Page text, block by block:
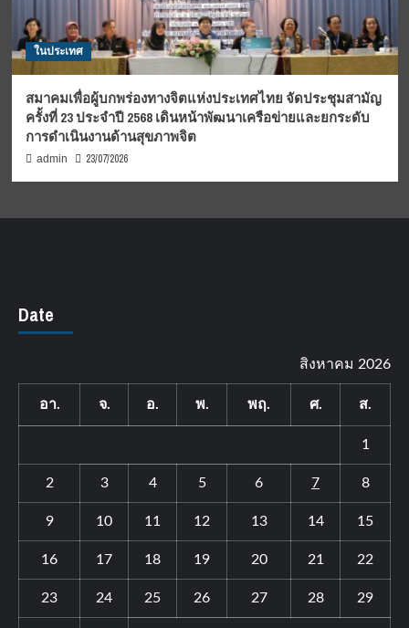
ในประเทศ
สมาคมเพื่อผู้บกพร่องทางจิตแห่งประเทศไทย จัดประชุมสามัญ
ครั้งที่ 23 ประจำปี 2568 เดินหน้าพัฒนาเครือข่ายและยกระดับ
การดำเนินงานด้านสุขภาพจิต
admin 23/07/2026
Date
สิงหาคม 2026
อา. จ. อ. พ. พฤ. ศ. ส.
1
2 3 4 5 6 7 8
9 10 11 12 13 14 15
16 17 18 19 20 21 22
23 24 25 26 27 28 29